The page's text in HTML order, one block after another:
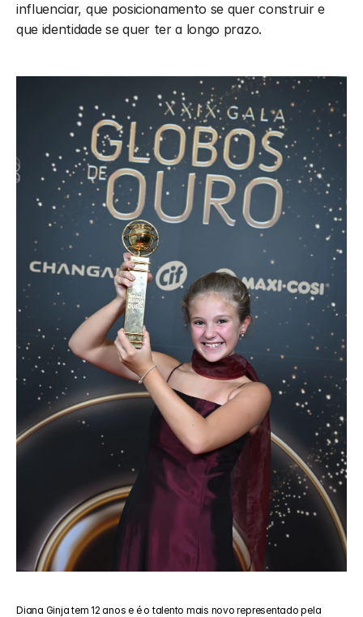
influenciar, que posicionamento se quer construir e
que identidade se quer ter a longo prazo.
Diana Ginja tem 12 anos e é o talento mais novo representado pela